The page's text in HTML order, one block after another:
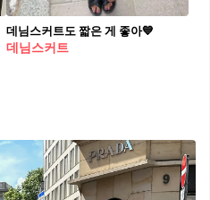
데님스커트도 짧은 게 좋아💙
데님스커트